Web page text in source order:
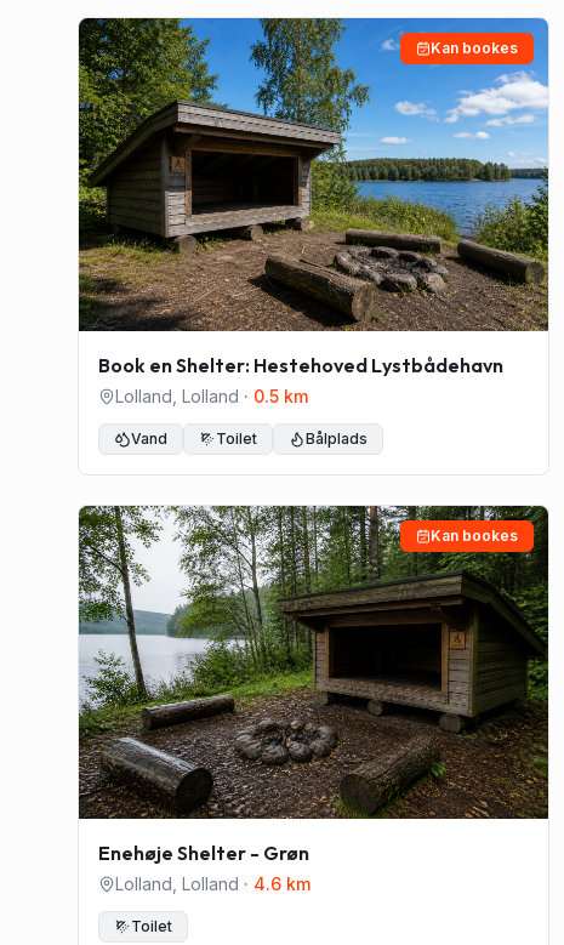
Kan bookes
Book en Shelter: Hestehoved Lystbådehavn
Lolland Lolland · 0.5 km
Vand Toilet Bålplads
Kan bookes
Enehøje Shelter - Grøn
Lolland Lolland · 4.6 km
Toilet